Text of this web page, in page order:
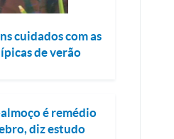
cuidados com as
de verão
é remédio
diz estudo